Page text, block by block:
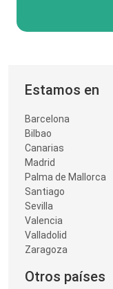
Estamos en
Barcelona
Bilbao
Canarias
Madrid
Palma de Mallorca
Santiago
Sevilla
Valencia
Valladolid
Zaragoza
Otros países